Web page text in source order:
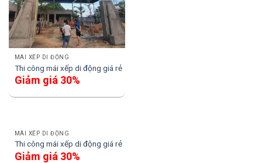
MÁI XẾP DI ĐỘNG
Thi công mái xếp di động giá rẻ
Giảm giá 30%
MÁI XẾP DI ĐỘNG
Thi công mái xếp di động giá rẻ
Giảm giá 30%